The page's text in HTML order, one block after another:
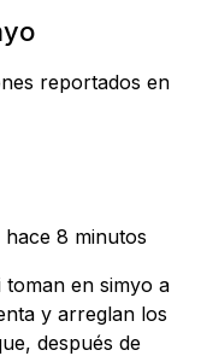
reportados en
hace 8 minutos
toman en simyo a
y arreglan los
después de